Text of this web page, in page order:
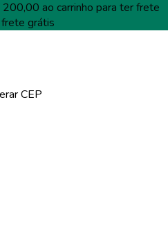
200,00 ao carrinho para terfrete
frete grátis
CEP